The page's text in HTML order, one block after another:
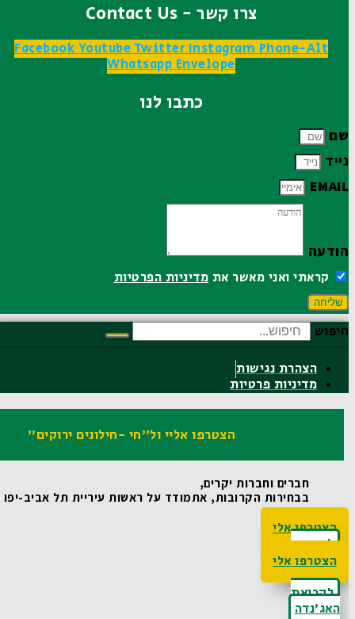
צרו קשר - Contact Us
FacebookYoutubeTwitterInstagramPhone-Alt
WhatsappEnvelope
כתבו לנו
שם
נייד
EMAIL
הודעה
קראתי ואני מאשר אתמדיניות הפרטיות
שליחה
חיפוש
הצהרת נגישות
מדיניות פרטיות
הצטרפו אליי ול"חי -חילונים ירוקים"
חברים וחברות יקרים,
בבחירות הקרובות, אתמודד על ראשות עיריית תל אביב-יפו
הצטרפו אלי
לקריאת
האג'נדה
הצטרפו אלי
לקריאת
האג'נדה